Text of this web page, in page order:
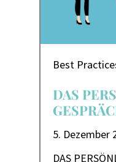
Best
5. Dezember
DAS
DAS